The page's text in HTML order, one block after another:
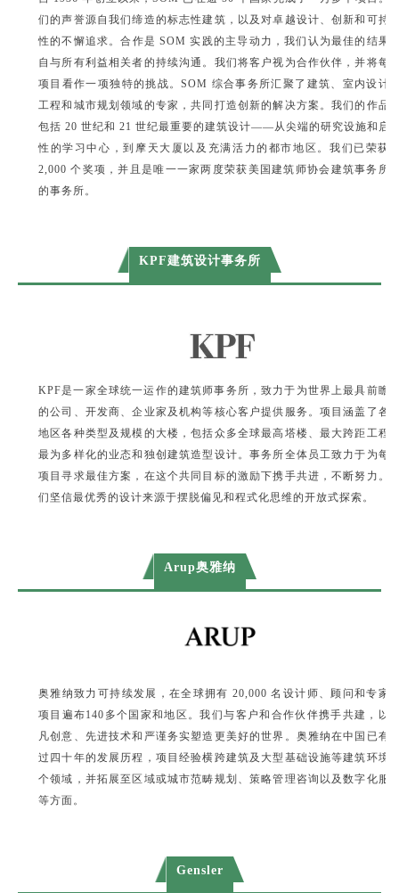
们的声誉源自我们缔造的标志性建筑，以及对卓越设计、创新和可持
性的不懈追求。合作是SOM 实践的主导动力，我们认为最佳的结果
自与所有利益相关者的持续沟通。我们将客户视为合作伙伴，并将每
项目看作一项独特的挑战。SOM 综合事务所汇聚了建筑、室内设计
工程和城市规划领域的专家，共同打造创新的解决方案。我们的作品
包括 20 世纪和 21 世纪最重要的建筑设计——从尖端的研究设施和启
性的学习中心，到摩天大厦以及充满活力的都市地区。我们已荣获
2,000 个奖项，并且是唯一一家两度荣获美国建筑师协会建筑事务所
的事务所。
KPF建筑设计事务所
KPF是一家全球统一运作的建筑师事务所，致力于为世界上最具前瞻
的公司、开发商、企业家及机构等核心客户提供服务。项目涵盖了各
地区各种类型及规模的大楼，包括众多全球最高塔楼、最大跨距工程
最为多样化的业态和独创建筑造型设计。事务所全体员工致力于为每
项目寻求最佳方案，在这个共同目标的激励下携手共进，不断努力。
们坚信最优秀的设计来源于摆脱偏见和程式化思维的开放式探索。
Arup奥雅纳
奥雅纳致力可持续发展，在全球拥有 20,000 名设计师、顾问和专家
项目遍布140多个国家和地区。我们与客户和合作伙伴携手共建，以
凡创意、先进技术和严谨务实塑造更美好的世界。奥雅纳在中国已有
过四十年的发展历程，项目经验横跨建筑及大型基础设施等建筑环境
个领域，并拓展至区域或城市范畴规划、策略管理咨询以及数字化服
等方面。
Gensler